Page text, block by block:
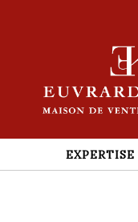
EXPERTISE